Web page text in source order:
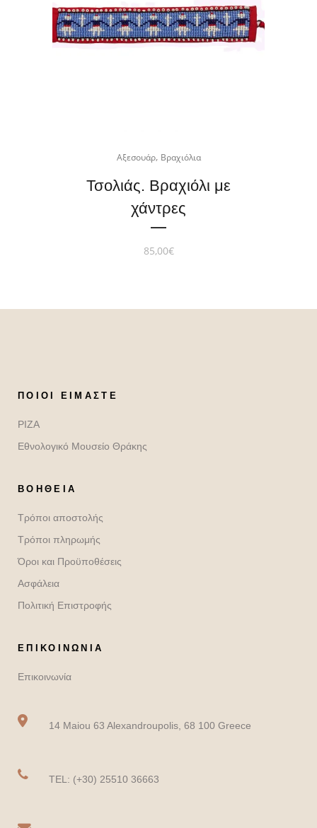
Αξεσουάρ, Βραχιόλια
Τσολιάς. Βραχιόλι με
χάντρες
85,00€
ΠΟΙΟΙ ΕΊΜΑΣΤΕ
ΡΙΖΑ
Εθνολογικό Μουσείο Θράκης
ΒΟΉΘΕΙΑ
Τρόποι αποστολής
Τρόποι πληρωμής
Όροι και Προϋποθέσεις
Ασφάλεια
Πολιτική Επιστροφής
ΕΠΙΚΟΙΝΩΝΙΑ
Επικοινωνία
14 Maiou 63 Alexandroupolis, 68 100 Greece
TEL: (+30) 25510 36663